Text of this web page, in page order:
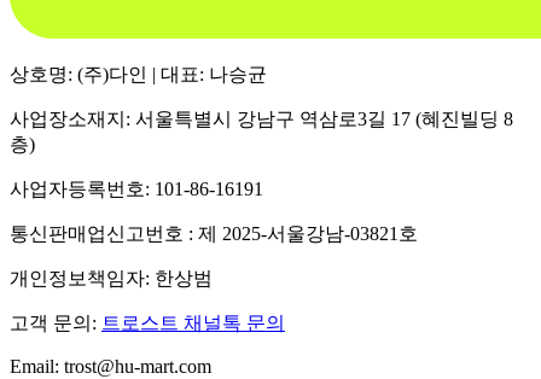
상호명: (주)다인 | 대표: 나승균
사업장소재지: 서울특별시 강남구 역삼로3길 17 (혜진빌딩 8
층)
사업자등록번호: 101-86-16191
통신판매업신고번호 : 제 2025-서울강남-03821호
개인정보책임자: 한상범
고객 문의: 트로스트 채널톡 문의
Email: trost@hu-mart.com